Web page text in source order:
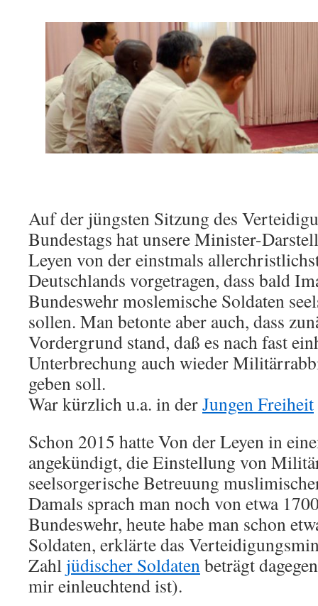
Auf der jüngsten Sitzung des
Bundestags hat unsere Minister-
Leyen von der einstmals
Deutschlands vorgetragen, dass bald
Bundeswehr moslemische Soldaten
sollen. Man betonte aber auch, dass
Vordergrund stand, daß es nach fast
Unterbrechung auch wieder
geben soll.
War kürzlich u.a. in derJungen Freiheit
Schon 2015 hatte Von der Leyen in
angekündigt, die Einstellung von
seelsorgerische Betreuung
Damals sprach man noch von etwa
Bundeswehr, heute habe man schon
Soldaten, erklärte das
Zahl jüdischer Soldatenbeträgt
mir einleuchtend ist).